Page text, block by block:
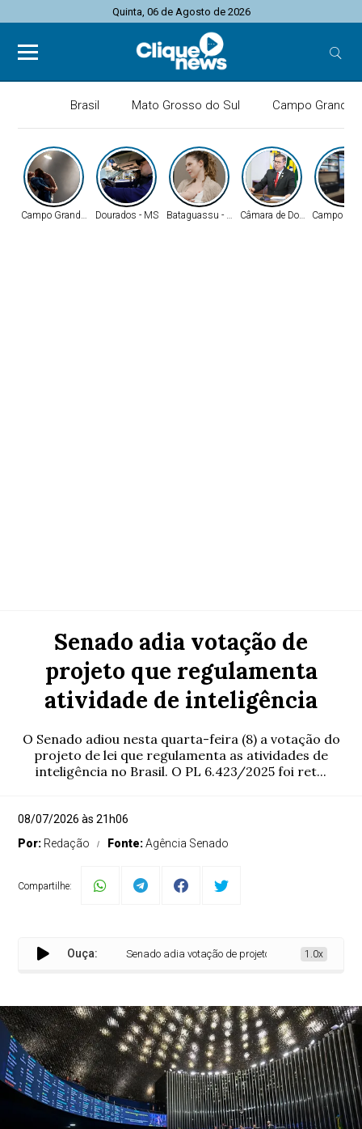
Quinta, 06 de Agosto de 2026
Brasil Mato Grosso do Sul Campo Grande
Campo Grande - MSDourados - MS Bataguassu - MSCâmara de DouradosCampo
Senado adia votação de
projeto que regulamenta
atividade de inteligência
O Senado adiou nesta quarta-feira (8) a votação do
projeto de lei que regulamenta as atividades de
inteligência no Brasil. O PL 6.423/2025 foi ret...
08/07/2026 às 21h06
Por: Redação Fonte:Agência Senado
Compartilhe:
Ouça: Senado adia votação de projeto que regulamenta
1.0x